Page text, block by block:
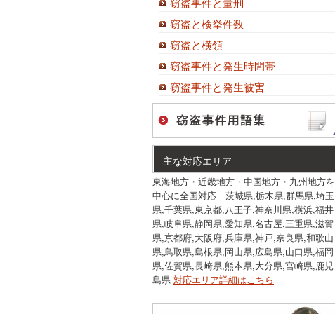
窃盗と検挙件数
窃盗と横領
窃盗事件と発生時間帯
窃盗事件と発生被害
主な対応エリア
東海地方・近畿地方・中国地方・九州地方を
中心に全国対応 茨城県,栃木県,群馬県,埼玉
県,千葉県,東京都,八王子,神奈川県,横浜,福井
県,岐阜県,静岡県,愛知県,名古屋,三重県,滋賀
県,京都府,大阪府,兵庫県,神戸,奈良県,和歌山
県,鳥取県,島根県,岡山県,広島県,山口県,福岡
県,佐賀県,長崎県,熊本県,大分県,宮崎県,鹿児
島県 対応エリア詳細はこちら